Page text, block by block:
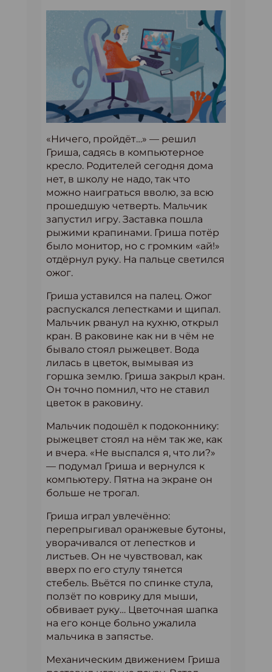
«Ничего, пройдёт…» — решил
Гриша, садясь в компьютерное
кресло. Родителей сегодня дома
нет, в школу не надо, так что
можно наиграться вволю, за всю
прошедшую четверть. Мальчик
запустил игру. Заставка пошла
рыжими крапинами. Гриша потёр
было монитор, но с громким «ай!»
отдёрнул руку. На пальце светился
ожог.
Гриша уставился на палец. Ожог
распускался лепестками и щипал.
Мальчик рванул на кухню, открыл
кран. В раковине как ни в чём не
бывало стоял рыжецвет. Вода
лилась в цветок, вымывая из
горшка землю. Гриша закрыл кран.
Он точно помнил, что не ставил
цветок в раковину.
Мальчик подошёл к подоконнику:
рыжецвет стоял на нём так же, как
и вчера. «Не выспался я, что ли?»
— подумал Гриша и вернулся к
компьютеру. Пятна на экране он
больше не трогал.
Гриша играл увлечённо:
перепрыгивал оранжевые бутоны,
уворачивался от лепестков и
листьев. Он не чувствовал, как
вверх по его стулу тянется
стебель. Вьётся по спинке стула,
ползёт по коврику для мыши,
обвивает руку… Цветочная шапка
на его конце больно ужалила
мальчика в запястье.
Механическим движением Гриша